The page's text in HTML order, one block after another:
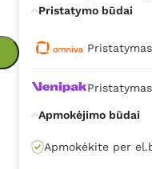
Pristatymo būdai
Apmokėjimo būdai
Apmokėkite per